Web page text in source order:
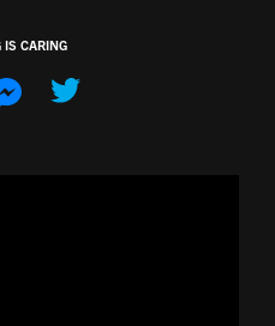
IS CARING
Dela